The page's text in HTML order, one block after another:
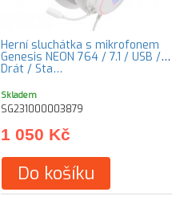
Herní sluchátka s mikrofonem
Genesis NEON 764 / 7.1 / USB /
Drát / Sta…
Skladem
SG231000003879
1 050 Kč
Do košíku